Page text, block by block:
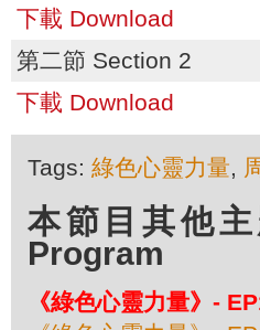
下載 Download
第二節 Section 2
下載 Download
Tags: 綠色心靈力量,
本節目其他
Program
《綠色心靈力量》-